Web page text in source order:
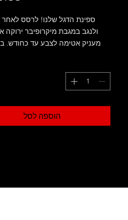
ספינת הדגל שלנו! לרסס
ולנגב במגבת מיקרופיבר ירוקה
מעניק אטימה לצבע עד כחודש.
הוספה לסל